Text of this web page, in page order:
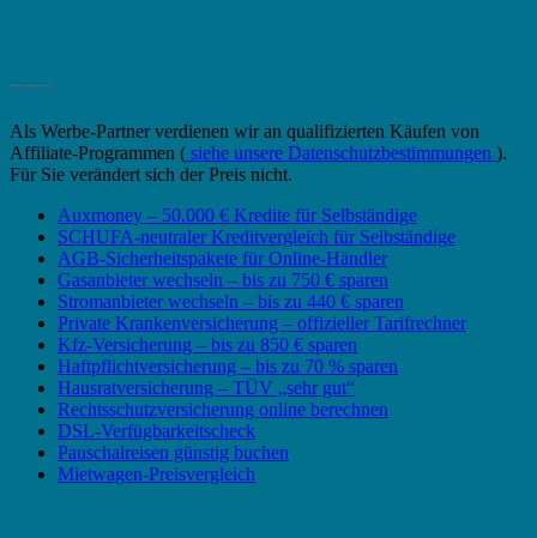
Als Werbe-Partner verdienen wir an qualifizierten Käufen von
Affiliate-Programmen ( siehe unsere Datenschutzbestimmungen ).
Für Sie verändert sich der Preis nicht.
Auxmoney – 50.000 € Kredite für Selbständige
SCHUFA-neutraler Kreditvergleich für Selbständige
AGB-Sicherheitspakete für Online-Händler
Gasanbieter wechseln – bis zu 750 € sparen
Stromanbieter wechseln – bis zu 440 € sparen
Private Krankenversicherung – offizieller Tarifrechner
Kfz-Versicherung – bis zu 850 € sparen
Haftpflichtversicherung – bis zu 70 % sparen
Hausratversicherung – TÜV „sehr gut“
Rechtsschutzversicherung online berechnen
DSL-Verfügbarkeitscheck
Pauschalreisen günstig buchen
Mietwagen-Preisvergleich